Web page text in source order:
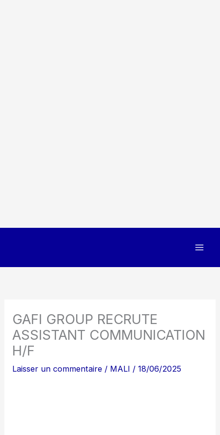
GAFI GROUP RECRUTE
ASSISTANT COMMUNICATION
H/F
Laisser un commentaire / MALI /18/06/2025